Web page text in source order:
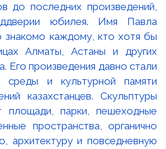
до последних произведений,
юбилея. Имя Павла
каждому, кто хотя бы
Алматы, Астаны и других
Его произведения давно стали
среды и культурной памяти
казахстанцев. Скульптуры
площади, парки, пешеходные
пространства, органично
архитектуру и повседневную